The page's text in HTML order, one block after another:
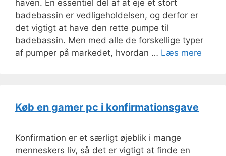
haven. En essentiel del af at eje et stort
badebassin er vedligeholdelsen, og derfor er
det vigtigt at have den rette pumpe til
badebassin. Men med alle de forskellige typer
af pumper på markedet, hvordan … Læs mere
Køb en gamer pc i konfirmationsgave
Konfirmation er et særligt øjeblik i mange
menneskers liv, så det er vigtigt at finde en